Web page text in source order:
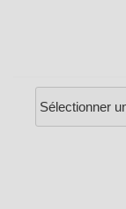
Archives